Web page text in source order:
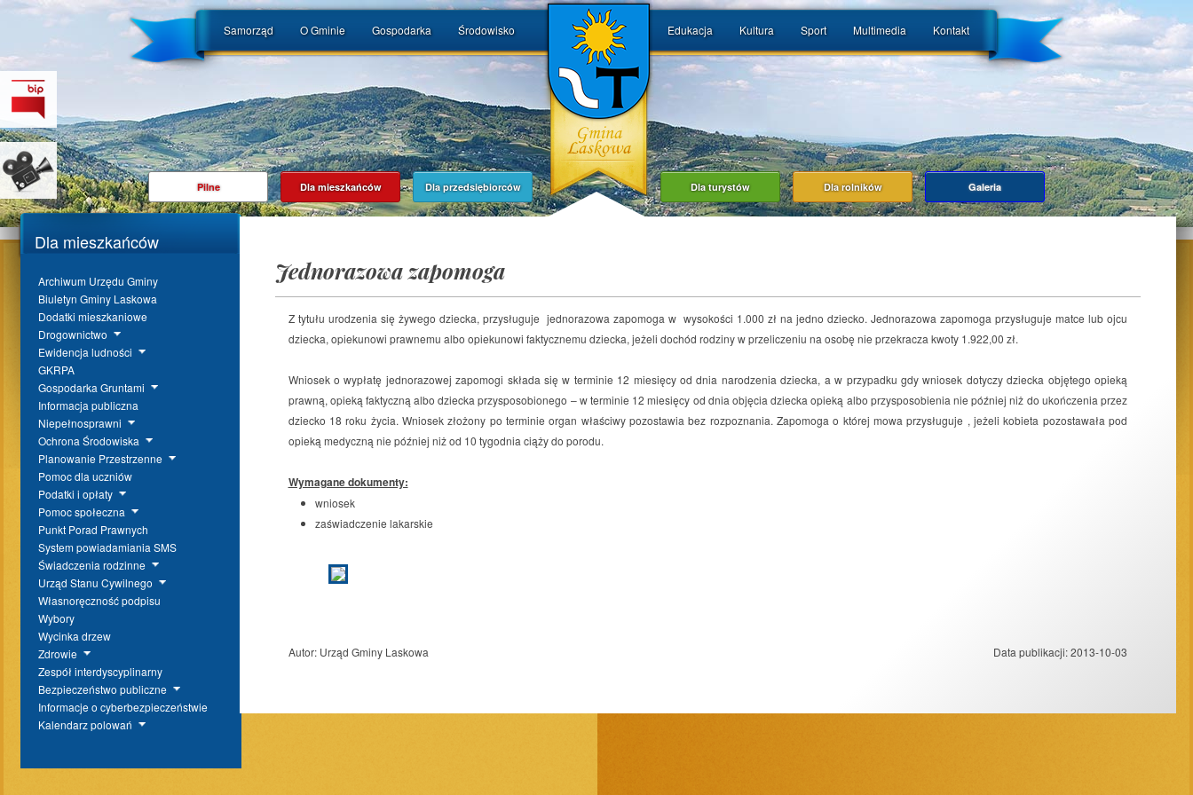
Samorząd O Gminie Gospodarka Środowisko Edukacja Kultura Sport Multimedia Kontakt
Pilne Dla mieszkańców Dla przedsiębiorców Dla turystów Dla rolników Galeria
Dla mieszkańców
Archiwum Urzędu Gminy
Biuletyn Gminy Laskowa
Dodatki mieszkaniowe
Drogownictwo
Ewidencja ludności
GKRPA
Gospodarka Gruntami
Informacja publiczna
Niepełnosprawni
Ochrona Środowiska
Planowanie Przestrzenne
Pomoc dla uczniów
Podatki i opłaty
Pomoc społeczna
Punkt Porad Prawnych
System powiadamiania SMS
Świadczenia rodzinne
Urząd Stanu Cywilnego
Własnoręczność podpisu
Wybory
Wycinka drzew
Zdrowie
Zespół interdyscyplinarny
Bezpieczeństwo publiczne
Informacje o cyberbezpieczeństwie
Kalendarz polowań
Jednorazowa zapomoga
Z tytułu urodzenia się żywego dziecka, przysługuje jednorazowa zapomoga w wysokości 1.000 zł na jedno dziecko. Jednorazowa zapomoga przysługuje matce lub ojcu
dziecka, opiekunowi prawnemu albo opiekunowi faktycznemu dziecka, jeżeli dochód rodziny w przeliczeniu na osobę nie przekracza kwoty 1.922,00 zł.
Wniosek o wypłatę jednorazowej zapomogi składa się w terminie 12 miesięcy od dnia narodzenia dziecka, a w przypadku gdy wniosek dotyczy dziecka objętego opieką
prawną, opieką faktyczną albo dziecka przysposobionego – w terminie 12 miesięcy od dnia objęcia dziecka opieką albo przysposobienia nie później niż do ukończenia przez
dziecko 18 roku życia. Wniosek złożony po terminie organ właściwy pozostawia bez rozpoznania. Zapomoga o której mowa przysługuje , jeżeli kobieta pozostawała pod
opieką medyczną nie później niż od 10 tygodnia ciąży do porodu.
Wymagane dokumenty:
wniosek
zaświadczenie lakarskie
Autor: Urząd Gminy Laskowa Data publikacji:2013-10-03